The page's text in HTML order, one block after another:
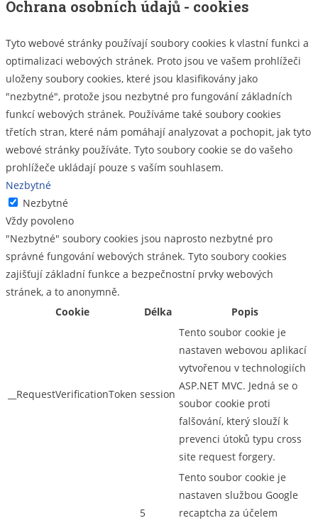
Ochrana osobních údajů - cookies
Tyto webové stránky používají soubory cookies k vlastní funkci a
optimalizaci webových stránek. Proto jsou ve vašem prohlížeči
uloženy soubory cookies, které jsou klasifikovány jako
"nezbytné", protože jsou nezbytné pro fungování základních
funkcí webových stránek. Používáme také soubory cookies
třetích stran, které nám pomáhají analyzovat a pochopit, jak tyto
webové stránky používáte. Tyto soubory cookie se do vašeho
prohlížeče ukládají pouze s vaším souhlasem.
Nezbytné
Nezbytné
Vždy povoleno
"Nezbytné" soubory cookies jsou naprosto nezbytné pro
správné fungování webových stránek. Tyto soubory cookies
zajišťují základní funkce a bezpečnostní prvky webových
stránek, a to anonymně.
Cookie
Délka Popis
__RequestVerificationToken session
Tento soubor cookie je
nastaven webovou aplikací
vytvořenou v technologiích
ASP.NET MVC. Jedná se o
soubor cookie proti
falšování, který slouží k
prevenci útoků typu cross
site request forgery.
5
Tento soubor cookie je
nastaven službou Google
recaptcha za účelem